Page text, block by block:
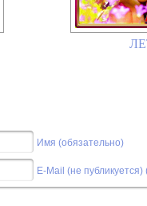
Имя (обязательно)
E-Mail (не